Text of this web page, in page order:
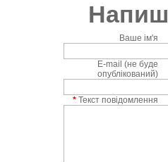
Ваше ім'я
E-mail (не буде
опублікований)
* Текст повідомлення